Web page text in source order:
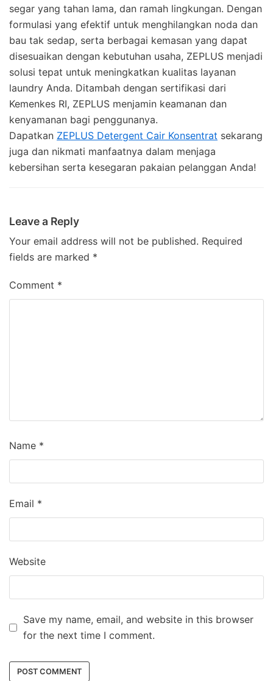
segar yang tahan lama, dan ramah lingkungan. Dengan
formulasi yang efektif untuk menghilangkan noda dan
bau tak sedap, serta berbagai kemasan yang dapat
disesuaikan dengan kebutuhan usaha, ZEPLUS menjadi
solusi tepat untuk meningkatkan kualitas layanan
laundry Anda. Ditambah dengan sertifikasi dari
Kemenkes RI, ZEPLUS menjamin keamanan dan
kenyamanan bagi penggunanya.
Dapatkan ZEPLUS Detergent Cair Konsentrat sekarang
juga dan nikmati manfaatnya dalam menjaga
kebersihan serta kesegaran pakaian pelanggan Anda!
Leave a Reply
Your email address will not be published. Required
fields are marked *
Comment *
Name *
Email *
Website
Save my name, email, and website in this browser
for the next time I comment.